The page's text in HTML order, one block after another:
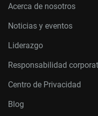
Acerca de nosotros
Noticias y eventos
Liderazgo
Responsabilidad
Centro de Privacidad
Blog